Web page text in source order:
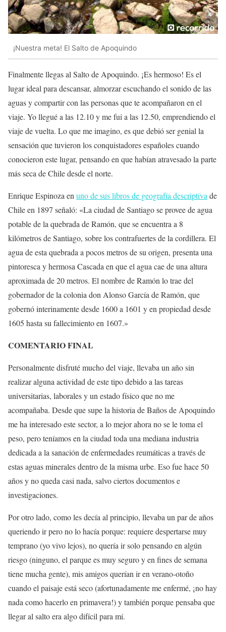
¡Nuestra meta! El Salto de Apoquindo
Finalmente llegas al Salto de Apoquindo. ¡Es hermoso! Es el
lugar ideal para descansar, almorzar escuchando el sonido de las
aguas y compartir con las personas que te acompañaron en el
viaje. Yo llegué a las 12.10 y me fui a las 12.50, emprendiendo el
viaje de vuelta. Lo que me imagino, es que debió ser genial la
sensación que tuvieron los conquistadores españoles cuando
conocieron este lugar, pensando en que habían atravesado la parte
más seca de Chile desde el norte.
Enrique Espinoza en uno de sus libros de geografía descriptiva de
Chile en 1897 señaló: «La ciudad de Santiago se provee de agua
potable de la quebrada de Ramón, que se encuentra a 8
kilómetros de Santiago, sobre los contrafuertes de la cordillera. El
agua de esta quebrada a pocos metros de su origen, presenta una
pintoresca y hermosa Cascada en que el agua cae de una altura
aproximada de 20 metros. El nombre de Ramón lo trae del
gobernador de la colonia don Alonso García de Ramón, que
gobernó interinamente desde 1600 a 1601 y en propiedad desde
1605 hasta su fallecimiento en 1607.»
COMENTARIO FINAL
Personalmente disfruté mucho del viaje, llevaba un año sin
realizar alguna actividad de este tipo debido a las tareas
universitarias, laborales y un estado físico que no me
acompañaba. Desde que supe la historia de Baños de Apoquindo
me ha interesado este sector, a lo mejor ahora no se le toma el
peso, pero teníamos en la ciudad toda una mediana industria
dedicada a la sanación de enfermedades reumáticas a través de
estas aguas minerales dentro de la misma urbe. Eso fue hace 50
años y no queda casi nada, salvo ciertos documentos e
investigaciones.
Por otro lado, como les decía al principio, llevaba un par de años
queriendo ir pero no lo hacía porque: requiere despertarse muy
temprano (yo vivo lejos), no quería ir solo pensando en algún
riesgo (ninguno, el parque es muy seguro y en fines de semana
tiene mucha gente), mis amigos querían ir en verano-otoño
cuando el paisaje está seco (afortunadamente me enfermé, ¡no hay
nada como hacerlo en primavera!) y también porque pensaba que
llegar al salto era algo difícil para mí.